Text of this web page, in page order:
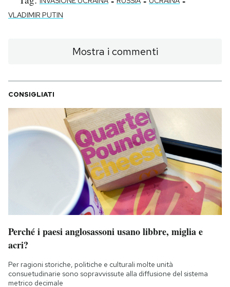
VLADIMIR PUTIN
Mostra i commenti
CONSIGLIATI
Perché i paesi anglosassoni usano libbre, miglia e
acri?
Per ragioni storiche, politiche e culturali molte unità
consuetudinarie sono sopravvissute alla diffusione del sistema
metrico decimale